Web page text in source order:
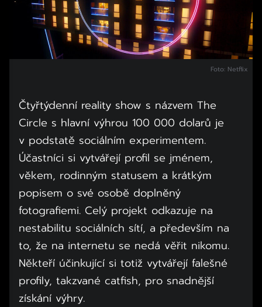
Foto: Netflix
Čtyřtýdenní reality show s názvem The
Circle s hlavní výhrou 100 000 dolarů je
v podstatě sociálním experimentem.
Účastníci si vytvářejí profil se jménem,
věkem, rodinným statusem a krátkým
popisem o své osobě doplněný
fotografiemi. Celý projekt odkazuje na
nestabilitu sociálních sítí, a především na
to, že na internetu se nedá věřit nikomu.
Někteří účinkující si totiž vytvářejí falešné
profily, takzvané catfish, pro snadnější
získání výhry.